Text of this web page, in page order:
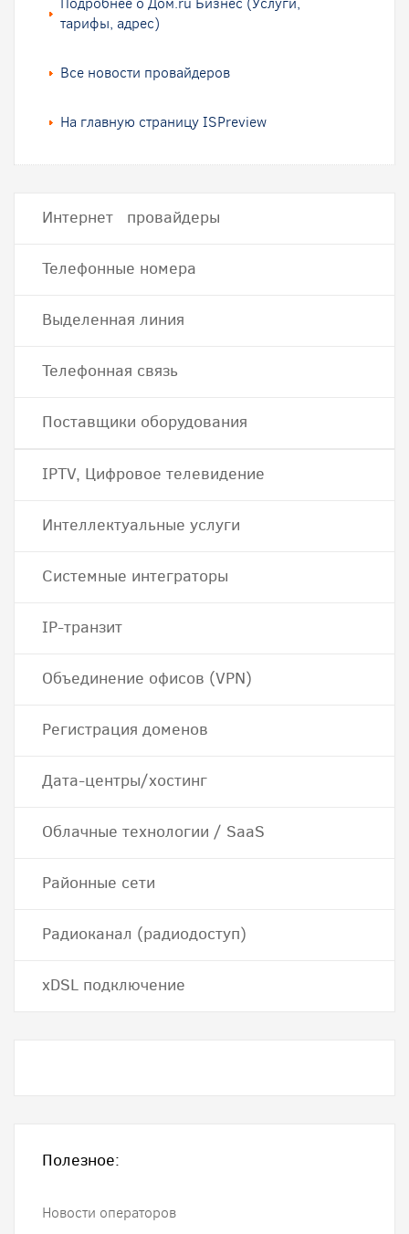
тарифы, адрес)
Все новости провайдеров
На главную страницу ISPreview
Интернет провайдеры
Телефонные номера
Выделенная линия
Телефонная связь
Поставщики оборудования
IPTV, Цифровое телевидение
Интеллектуальные услуги
Системные интеграторы
IP-транзит
Объединение офисов (VPN)
Регистрация доменов
Дата-центры/хостинг
Облачные технологии / SaaS
Районные сети
Радиоканал (радиодоступ)
хDSL подключение
Полезное:
Новости операторов